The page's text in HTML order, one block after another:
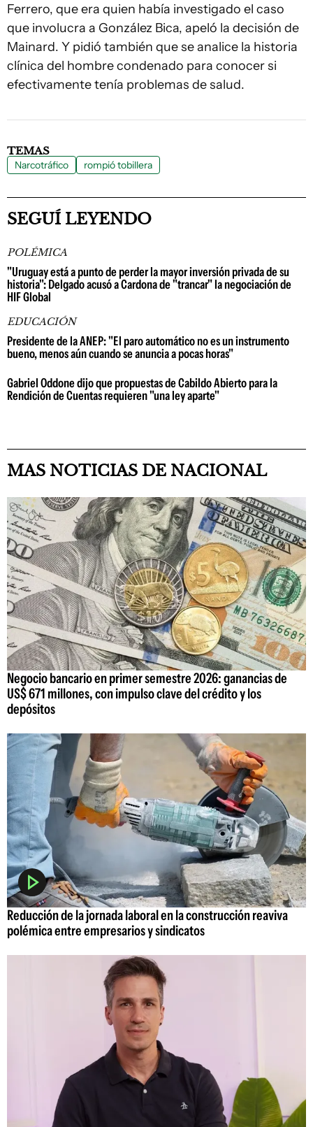
Ferrero, que era quien había investigado el caso
que involucra a González Bica, apeló la decisión de
Mainard. Y pidió también que se analice la historia
clínica del hombre condenado para conocer si
efectivamente tenía problemas de salud.
TEMAS
Narcotráfico rompió tobillera
SEGUÍ LEYENDO
POLÉMICA
"Uruguay está a punto de perder la mayor inversión privada de su
historia": Delgado acusó a Cardona de "trancar" la negociación de
HIF Global
EDUCACIÓN
Presidente de la ANEP: "El paro automático no es un instrumento
bueno, menos aún cuando se anuncia a pocas horas"
Gabriel Oddone dijo que propuestas de Cabildo Abierto para la
Rendición de Cuentas requieren "una ley aparte"
MAS NOTICIAS DE NACIONAL
Negocio bancario en primer semestre 2026: ganancias de
US$ 671 millones, con impulso clave del crédito y los
depósitos
Reducción de la jornada laboral en la construcción reaviva
polémica entre empresarios y sindicatos